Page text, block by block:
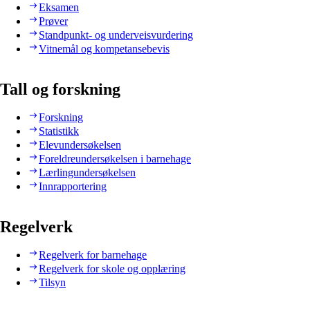
Eksamen
Prøver
Standpunkt- og underveisvurdering
Vitnemål og kompetansebevis
Tall og forskning
Forskning
Statistikk
Elevundersøkelsen
Foreldreundersøkelsen i barnehage
Lærlingundersøkelsen
Innrapportering
Regelverk
Regelverk for barnehage
Regelverk for skole og opplæring
Tilsyn